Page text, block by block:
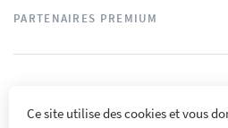
PARTENAIRES PREMIUM
Ce site utilise des cookies et vous